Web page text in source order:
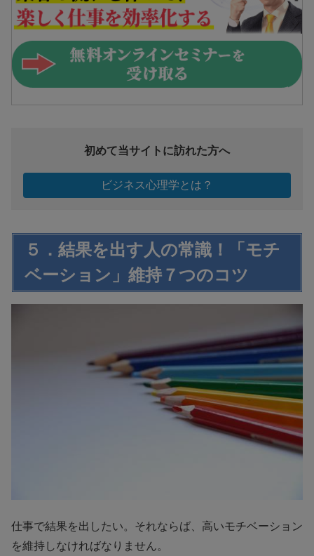
初めて当サイトに訪れた方へ
ビジネス心理学とは？
５．結果を出す人の常識！「モチ
ベーション」維持７つのコツ
仕事で結果を出したい。それならば、高いモチベーション
を維持しなければなりません。